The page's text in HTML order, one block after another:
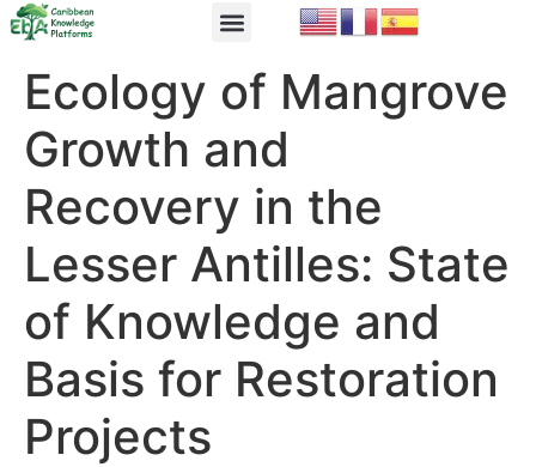
Ecology of Mangrove
Growth and
Recovery in the
Lesser Antilles: State
of Knowledge and
Basis for Restoration
Projects